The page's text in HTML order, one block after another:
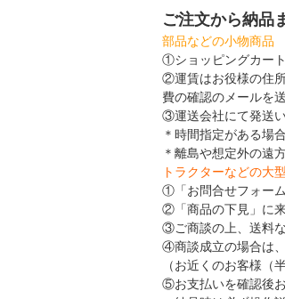
ご注文から納品
部品などの小物商品
①ショッピングカー
②運賃はお役様の住
費の確認のメールを
③運送会社にて発送い
＊時間指定がある場
＊離島や想定外の遠
トラクターなどの大
①「お問合せフォー
②「商品の下見」に
③ご商談の上、送料
④商談成立の場合は
（お近くのお客様（
⑤お支払いを確認後